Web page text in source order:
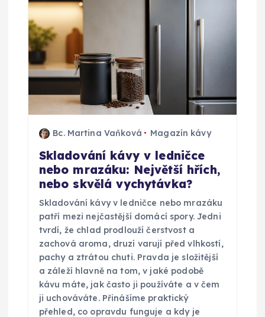
Bc. Martina Vaňková Magazín kávy
Skladování kávy v ledničce
nebo mrazáku: Největší hřích,
nebo skvělá vychytávka?
Skladování kávy v ledničce nebo mrazáku
patří mezi nejčastější domácí spory. Jedni
tvrdí, že chlad prodlouží čerstvost a
zachová aroma, druzí varují před vlhkostí,
pachy a ztrátou chuti. Pravda je složitější
a záleží hlavně na tom, v jaké podobě
kávu máte, jak často ji používáte a v čem
ji uchováváte. Přinášíme praktický
přehled, co opravdu funguje a kdy je